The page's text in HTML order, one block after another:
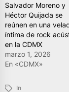
Salvador Moreno y
Héctor Quijada se
reúnen en una
íntima de rock
en la CDMX
marzo 1, 2026
En «CDMX»
In